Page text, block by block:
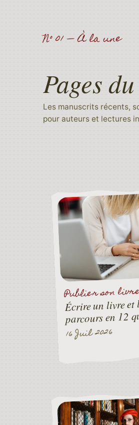
N° 01 — À la une
Pages
Les manuscrits récents,
pour auteurs et lectures
Publier son
Écrire un livre
parcours en 12
16 Juil 2026